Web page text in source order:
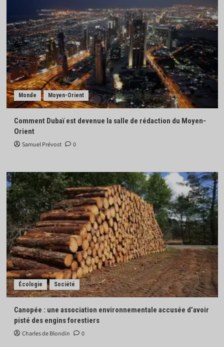
Monde Moyen-Orient
Comment Dubaï est devenue la salle de rédaction du Moyen-
Orient
Samuel Prévost 0
Écologie Société
Canopée : une association environnementale accusée d’avoir
pisté des engins forestiers
Charles de Blondin 0